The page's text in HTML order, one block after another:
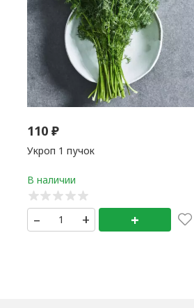
110₽
Укроп 1 пучок
– + +